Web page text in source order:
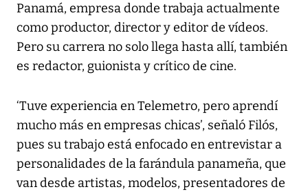
Panamá, empresa donde trabaja actualmente
como productor, director y editor de vídeos.
Pero su carrera no solo llega hasta allí, también
es redactor, guionista y crítico de cine.
‘Tuve experiencia en Telemetro, pero aprendí
mucho más en empresas chicas’, señaló Filós,
pues su trabajo está enfocado en entrevistar a
personalidades de la farándula panameña, que
van desde artistas, modelos, presentadores de